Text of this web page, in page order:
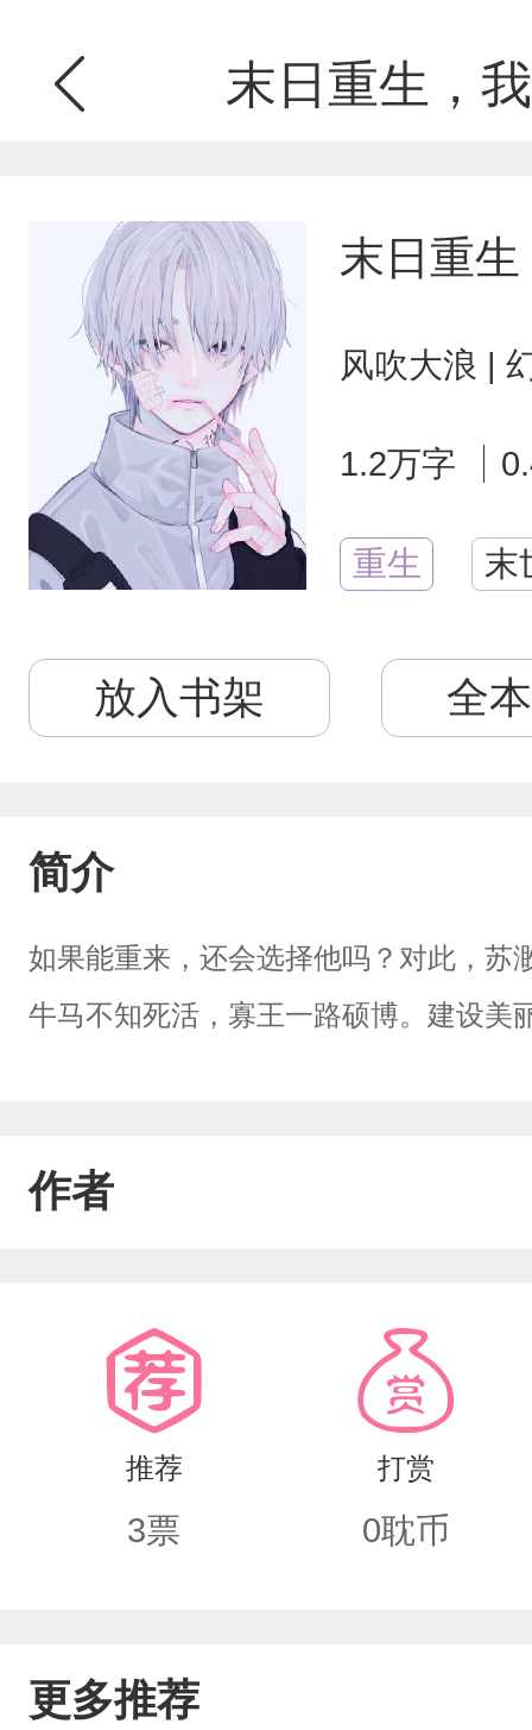
末日重生，
末日重
风吹大浪 |
1.2万字
重生 末
放入书架 全
简介
如果能重来，还会选择他吗？对此，苏
牛马不知死活，寡王一路硕博。建设美
作者
推荐
3票
打赏
0耽币
更多推荐